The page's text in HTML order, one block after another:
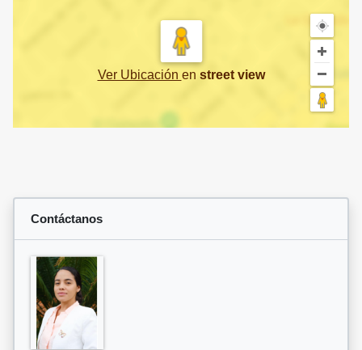
Ver Ubicación en street view
Contáctanos